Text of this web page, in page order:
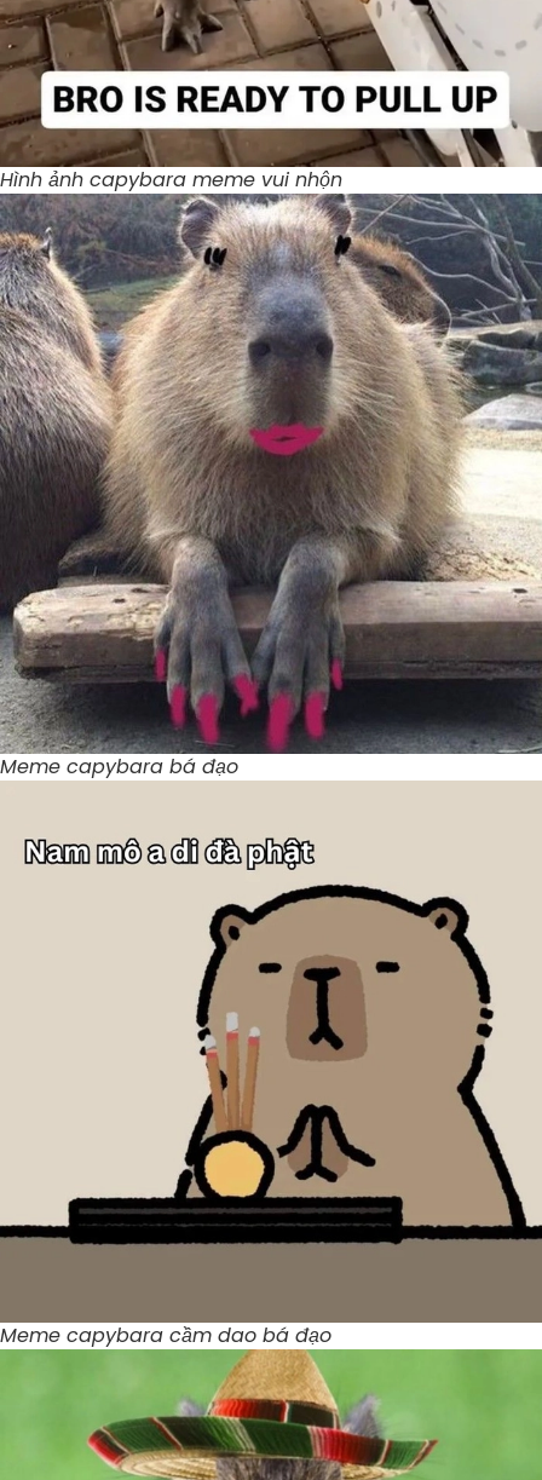
Hình ảnh capybara meme vui nhộn
Meme capybara bá đạo
Meme capybara cầm dao bá đạo